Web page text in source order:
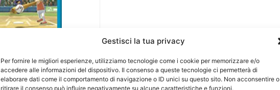
Gestisci la tua privacy
Per fornire le migliori esperienze, utilizziamo tecnologie come i cookie per memorizzare e/o
accedere alle informazioni del dispositivo. Il consenso a queste tecnologie ci permetterà di
elaborare dati come il comportamento di navigazione o ID unici su questo sito. Non acconsentire o
ritirare il consenso può influire negativamente su alcune caratteristiche e funzioni.